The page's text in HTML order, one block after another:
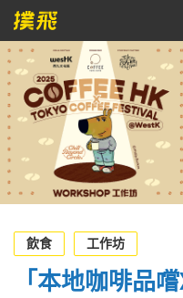
節目
主辦單位
關於撲飛
條款及細則
EN
飲食
工作坊
「本地咖啡品